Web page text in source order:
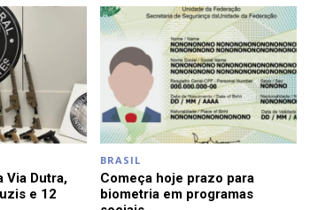
Via Dutra,
e 12
BRASIL
Começa hoje prazo para
biometria em programas